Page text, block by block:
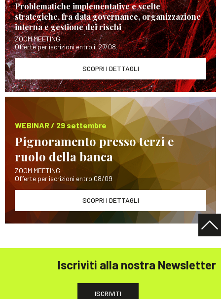
Problematiche implementative e scelte
strategiche, fra data governance, organizzazione
interna e gestione dei rischi
ZOOM MEETING
Offerte per iscrizioni entro il 27/08
SCOPRI I DETTAGLI
WEBINAR / 29 settembre
Pignoramento presso terzi e
ruolo della banca
ZOOM MEETING
Offerte per iscrizioni entro 08/09
SCOPRI I DETTAGLI
Iscriviti alla nostra Newsletter
ISCRIVITI